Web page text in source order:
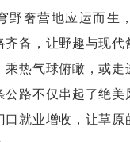
野奢营地应运而生
齐备，让野趣与现代
乘热气球俯瞰，或
公路不仅串起了绝美
口就业增收，让草原